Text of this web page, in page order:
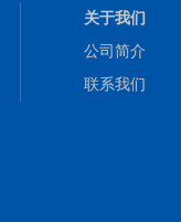
关于我们
公司简介
联系我们